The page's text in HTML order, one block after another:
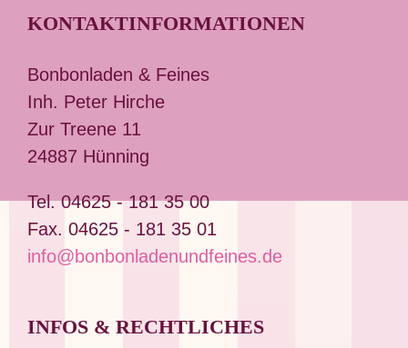
KONTAKTINFORMATIONEN
Bonbonladen & Feines
Inh. Peter Hirche
Zur Treene 11
24887 Hünning
Tel. 04625 - 181 35 00
Fax. 04625 - 181 35 01
info@bonbonladenundfeines.de
INFOS & RECHTLICHES